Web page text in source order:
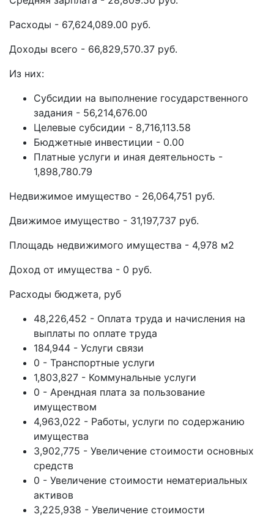
Расходы - 67,624,089.00 руб.
Доходы всего - 66,829,570.37 руб.
Из них:
Субсидии на выполнение государственного
задания - 56,214,676.00
Целевые субсидии - 8,716,113.58
Бюджетные инвестиции - 0.00
Платные услуги и иная деятельность -
1,898,780.79
Недвижимое имущество - 26,064,751 руб.
Движимое имущество - 31,197,737 руб.
Площадь недвижимого имущества - 4,978 м2
Доход от имущества - 0 руб.
Расходы бюджета, руб
48,226,452 - Оплата труда и начисления на
выплаты по оплате труда
184,944 - Услуги связи
0 - Транспортные услуги
1,803,827 - Коммунальные услуги
0 - Арендная плата за пользование
имуществом
4,963,022 - Работы, услуги по содержанию
имущества
3,902,775 - Увеличение стоимости основных
средств
0 - Увеличение стоимости нематериальных
активов
3,225,938 - Увеличение стоимости